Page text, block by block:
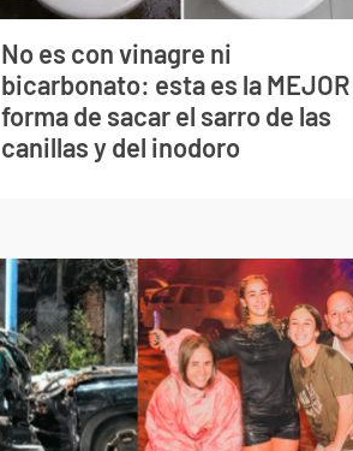
No es con vinagre ni
bicarbonato: esta es la MEJOR
forma de sacar el sarro de las
canillas y del inodoro